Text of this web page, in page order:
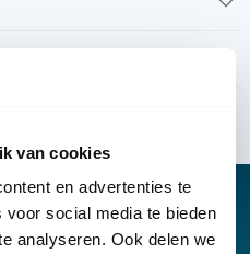
van cookies
en advertenties te
social media te bieden
analyseren. Ook delen we